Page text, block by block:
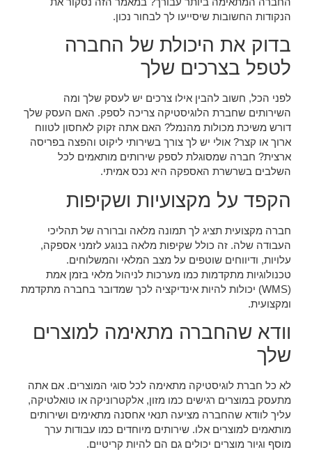
הנקודות החשובות שיסייעו לך לבחור נכון.
בדוק את היכולת של החברה
לטפל בצרכים שלך
לפני הכל, חשוב להבין אילו צרכים יש לעסק שלך ומה
השירותים שחברת הלוגיסטיקה צריכה לספק. האם העסק שלך
דורש משיכת מכולות מהנמל? האם אתה זקוק לאחסון לטווח
ארוך או קצר? אולי יש לך צורך בשירותי ליקוט והפצה בפריסה
ארצית? חברה שמסוגלת לספק שירותים מותאמים לכל
השלבים בשרשרת האספקה היא נכס אמיתי.
הקפד על מקצועיות ושקיפות
חברה מקצועית תציג לך תמונה מלאה וברורה של תהליכי
העבודה שלה. זה כולל שקיפות מלאה בנוגע לזמני אספקה,
עלויות, ודיווחים שוטפים על מצב המלאי והמשלוחים.
טכנולוגיות מתקדמות כמו מערכות לניהול מלאי בזמן אמת
(WMS) יכולות להיות אינדיקציה לכך שמדובר בחברה מתקדמת
ומקצועית.
וודא שהחברה מתאימה למוצרים
שלך
לא כל חברת לוגיסטיקה מתאימה לכל סוגי המוצרים. אם אתה
מתעסק במוצרים רגישים כמו מזון, אלקטרוניקה או טואלטיקה,
עליך לוודא שהחברה מציעה תנאי אחסנה מתאימים ושירותים
מותאמים למוצרים אלו. שירותים מיוחדים כמו עבודות ערך
מוסף וגיור מוצרים יכולים גם הם להיות קריטיים.